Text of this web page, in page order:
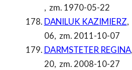
, zm. 1970-05-22
DANILUK KAZIMIERZ,
06, zm. 2011-10-07
DARMSTETER REGINA,
20, zm. 2008-10-27